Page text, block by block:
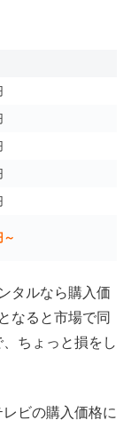
～
タルなら購入価
なると市場で同
ちょっと損をし
ビの購入価格に